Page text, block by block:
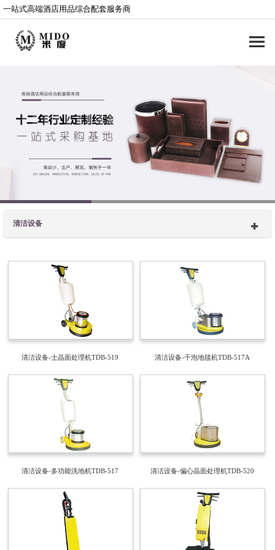
一站式高端酒店用品综合配套服务商
清洁设备
清洁设备-士晶面处理机TDB-519 清洁设备-干泡地毯机TDB-517A
清洁设备-多功能洗地机TDB-517 清洁设备-偏心晶面处理机TDB-520